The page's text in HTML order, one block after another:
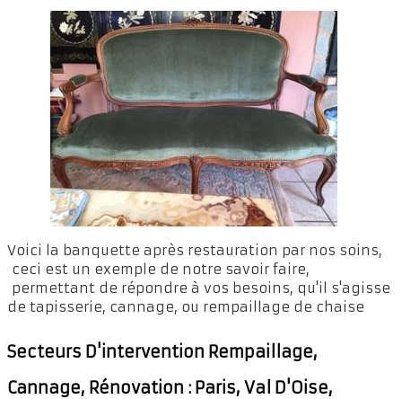
Voici la banquette après restauration par nos soins,
ceci est un exemple de notre savoir faire,
permettant de répondre à vos besoins, qu'il s'agisse
de tapisserie, cannage, ou rempaillage de chaise
Secteurs D'intervention Rempaillage,
Cannage, Rénovation : Paris, Val D'Oise,